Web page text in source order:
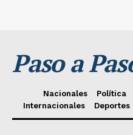
Paso a
Nacionales Política
Internacionales
Deportes